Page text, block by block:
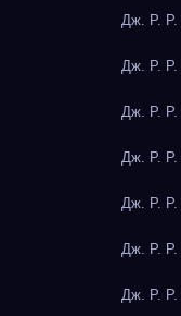
Дж. Р. Р.
Дж. Р. Р.
Дж. Р. Р.
Дж. Р. Р.
Дж. Р. Р.
Дж. Р. Р.
Дж. Р. Р.